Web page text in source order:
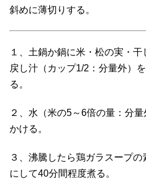
斜めに薄切りする。
１、土鍋か鍋に米・松の実・
戻し汁（カップ1/2：分量外）
る。
２、水（米の5～6倍の量：分
かける。
３、沸騰したら鶏ガラスープ
にして40分間程度煮る。